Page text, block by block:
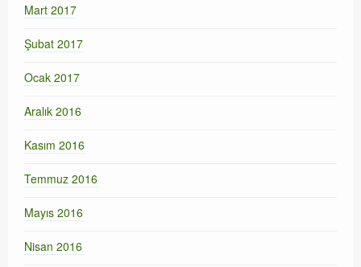
Mart 2017
Şubat 2017
Ocak 2017
Aralık 2016
Kasım 2016
Temmuz 2016
Mayıs 2016
Nisan 2016